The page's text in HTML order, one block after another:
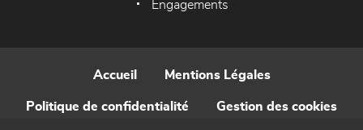
Engagements
Accueil Mentions Légales
Politique de confidentialité Gestion des cookies